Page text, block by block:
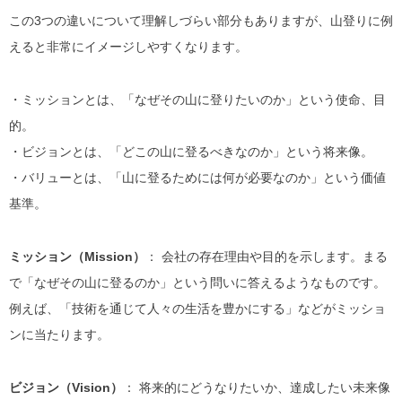
この3つの違いについて理解しづらい部分もありますが、山登りに例
えると非常にイメージしやすくなります。
・ミッションとは、「なぜその山に登りたいのか」という使命、目
的。
・ビジョンとは、「どこの山に登るべきなのか」という将来像。
・バリューとは、「山に登るためには何が必要なのか」という価値
基準。
ミッション（Mission）
： 会社の存在理由や目的を示します。まる
で「なぜその山に登るのか」という問いに答えるようなものです。
例えば、「技術を通じて人々の生活を豊かにする」などがミッショ
ンに当たります。
ビジョン（Vision）
： 将来的にどうなりたいか、達成したい未来像